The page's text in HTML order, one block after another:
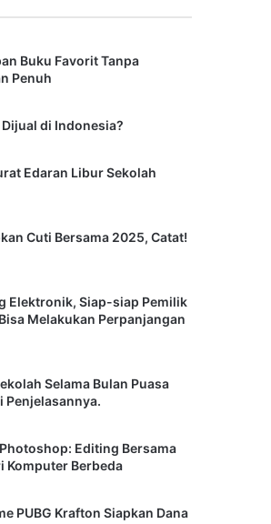
Buku Favorit Tanpa
Penuh
di Indonesia?
Edaran Libur Sekolah
Cuti Bersama 2025, Catat!
Elektronik, Siap-siap Pemilik
Melakukan Perpanjangan
Selama Bulan Puasa
Penjelasannya.
Editing Bersama
Komputer Berbeda
PUBG Krafton Siapkan Dana